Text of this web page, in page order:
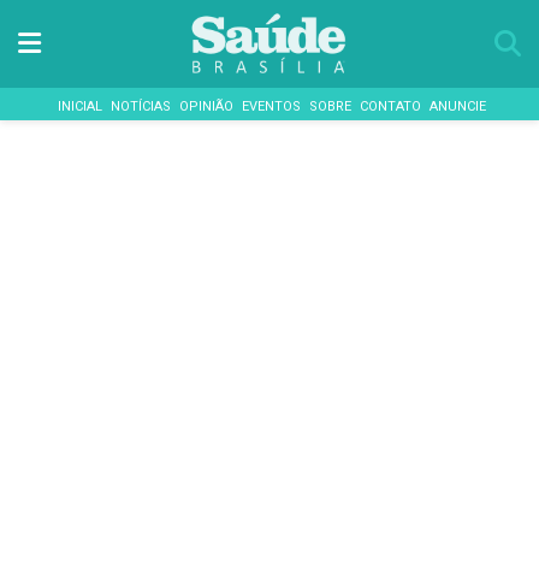
INICIAL NOTÍCIAS OPINIÃO EVENTOS SOBRE CONTATO ANUNCIE